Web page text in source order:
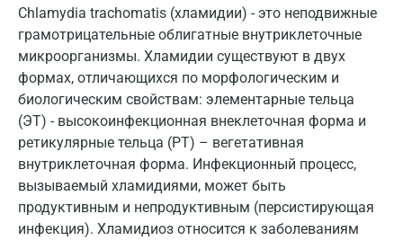
Chlamydia trachomatis (хламидии) - это неподвижные
грамотрицательные облигатные внутриклеточные
микроорганизмы. Хламидии существуют в двух
формах, отличающихся по морфологическим и
биологическим свойствам: элементарные тельца
(ЭТ) - высокоинфекционная внеклеточная форма и
ретикулярные тельца (РТ) – вегетативная
внутриклеточная форма. Инфекционный процесс,
вызываемый хламидиями, может быть
продуктивным и непродуктивным (персистирующая
инфекция). Хламидиоз относится к заболеваниям
Вологда
Всеволожск
Гатчина
Геленджик
Голубое
Дзержинск